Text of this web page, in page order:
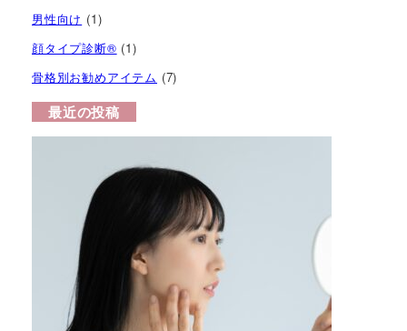
男性向け (1)
顔タイプ診断®︎ (1)
骨格別お勧めアイテム (7)
最近の投稿